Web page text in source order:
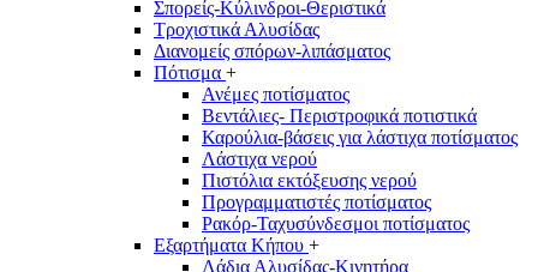
Σπορείς-Κύλινδροι-Θεριστικά
Τροχιστικά Αλυσίδας
Διανομείς σπόρων-λιπάσματος
Πότισμα +
Ανέμες ποτίσματος
Βεντάλιες- Περιστροφικά ποτιστικά
Καρούλια-βάσεις για λάστιχα ποτίσματος
Λάστιχα νερού
Πιστόλια εκτόξευσης νερού
Προγραμματιστές ποτίσματος
Ρακόρ-Ταχυσύνδεσμοι ποτίσματος
Εξαρτήματα Κήπου +
Λάδια Αλυσίδας-Κινητήρα